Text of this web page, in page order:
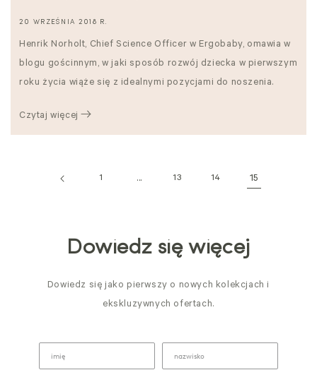
20 WRZEŚNIA 2018 R.
Henrik Norholt, Chief Science Officer w Ergobaby, omawia w
blogu gościnnym, w jaki sposób rozwój dziecka w pierwszym
roku życia wiąże się z idealnymi pozycjami do noszenia.
Czytaj więcej
1 ... 13 14 15
Dowiedz się więcej
Dowiedz się jako pierwszy o nowych kolekcjach i
ekskluzywnych ofertach.